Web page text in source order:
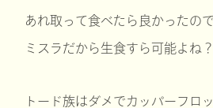
あれ取って食べたら良かったの
ミスラだから生食すら可能よね？
トード族はダメでカッパーフロ